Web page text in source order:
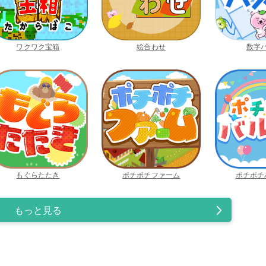
ワクワク宝箱 絵合わせ 数字
もぐらたたき ポチポチファーム ポチポ
もっと見る